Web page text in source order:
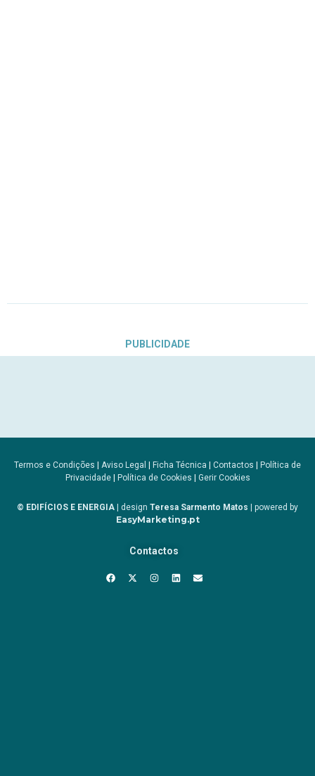
PUBLICIDADE
Termos e Condições | Aviso Legal | Ficha Técnica | Contactos | Política de
Privacidade| Política de Cookies | Gerir Cookies
© EDIFÍCIOS E ENERGIA | design Teresa Sarmento Matos | powered by
EasyMarketing.pt
Contactos